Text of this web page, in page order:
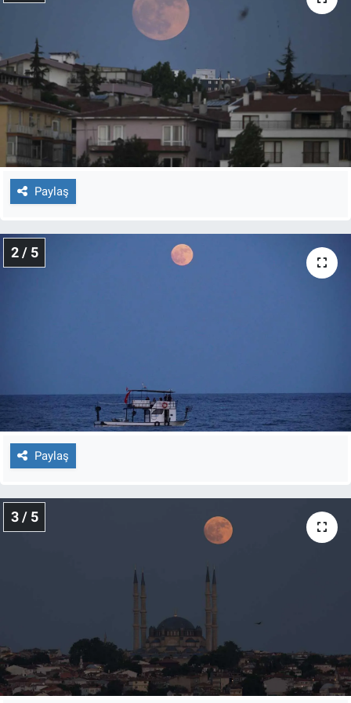
Paylaş
2 / 5
Paylaş
3 / 5
Günün görüntüsü
Haber
Kimdir
Koronavirüs
Popüler
Türkiye'nin Geleceği
Türkiye'nin Gündemi
Yerel Gündem